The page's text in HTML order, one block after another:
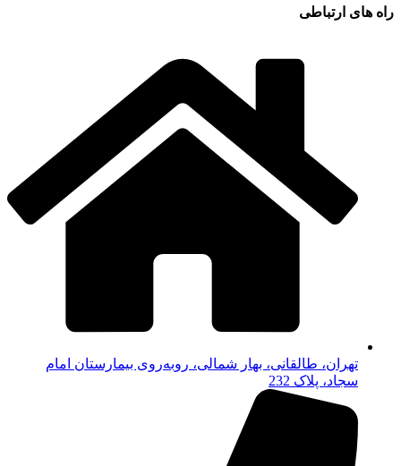
راه های ارتباطی
تهران، طالقانی، بهار شمالی، روبه‌روی بیمارستان امام
سجاد، پلاک 232